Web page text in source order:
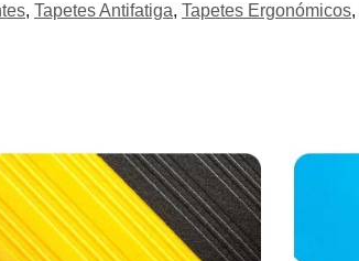
, Tapetes Antifatiga, Tapetes Ergonómicos,